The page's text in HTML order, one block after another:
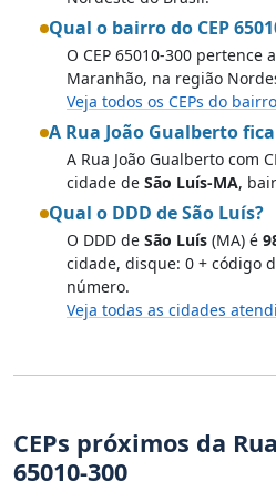
Qual o bairro do CEP
O CEP 65010-300 pertence
Maranhão, na região
Veja todos os CEPs do
A Rua João Gualberto
A Rua João Gualberto com
cidade de São Luís-MA,
Qual o DDD de São Luís?
O DDD de São Luís (MA) é
cidade, disque: 0 + código
número.
Veja todas as cidades
CEPs próximos da
65010-300